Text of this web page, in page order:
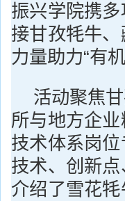
振兴学院携
接甘孜牦牛
力量助力“有
活动聚焦
所与地方企
技术体系岗
技术、创新
介绍了雪花